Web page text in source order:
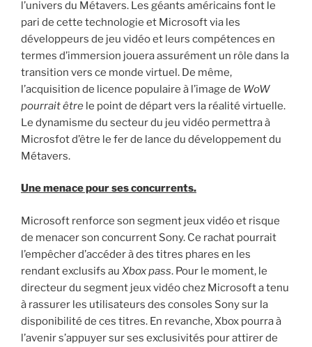
l’univers du Métavers. Les géants américains font le
pari de cette technologie et Microsoft via les
développeurs de jeu vidéo et leurs compétences en
termes d’immersion jouera assurément un rôle dans la
transition vers ce monde virtuel. De même,
l’acquisition de licence populaire à l’image de WoW
pourrait être le point de départ vers la réalité virtuelle.
Le dynamisme du secteur du jeu vidéo permettra à
Microsfot d’être le fer de lance du développement du
Métavers.
Une menace pour ses concurrents.
Microsoft renforce son segment jeux vidéo et risque
de menacer son concurrent Sony. Ce rachat pourrait
l’empêcher d’accéder à des titres phares en les
rendant exclusifs au Xbox pass. Pour le moment, le
directeur du segment jeux vidéo chez Microsoft a tenu
à rassurer les utilisateurs des consoles Sony sur la
disponibilité de ces titres. En revanche, Xbox pourra à
l’avenir s’appuyer sur ses exclusivités pour attirer de